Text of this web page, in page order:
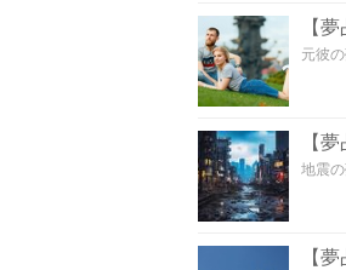
【
元彼
【
地震
【